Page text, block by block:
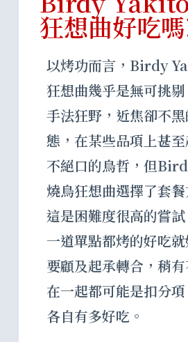
狂想曲好吃
以烤功而言，Birdy
狂想曲幾乎是無可挑
手法狂野，近焦卻不
態，在某些品項上甚
不絕口的鳥哲，但
燒鳥狂想曲選擇了套餐
這是困難度很高的嘗
一道單點都烤的好吃
要顧及起承轉合，稍
在一起都可能是扣分
各自有多好吃。